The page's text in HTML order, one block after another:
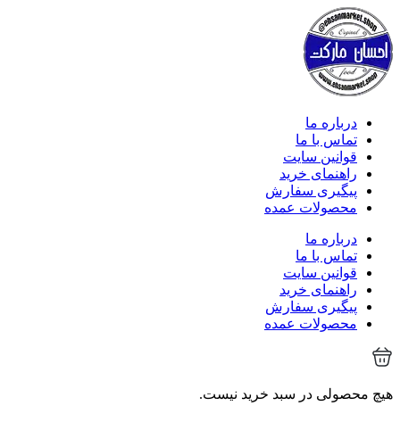
درباره ما
تماس با ما
قوانین سایت
راهنمای خرید
پیگیری سفارش
محصولات عمده
درباره ما
تماس با ما
قوانین سایت
راهنمای خرید
پیگیری سفارش
محصولات عمده
هیچ محصولی در سبد خرید نیست.